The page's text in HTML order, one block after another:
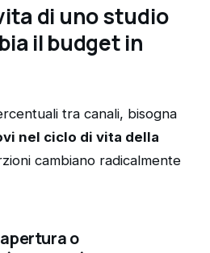
di uno studio
il budget in
tra canali, bisogna
nel ciclo di vita della
cambiano radicalmente
o